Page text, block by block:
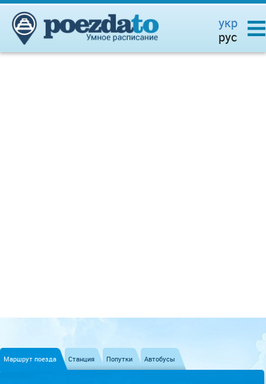
укр
рус
Маршрут поезда Станция Попутки Автобусы